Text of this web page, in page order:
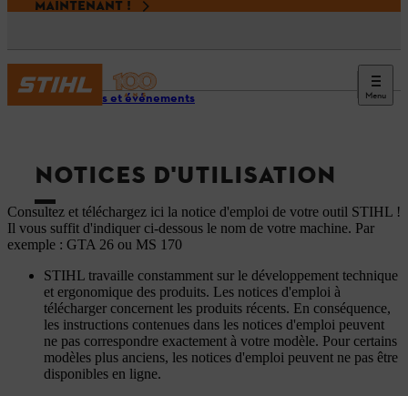
MAINTENANT !
Menu
Services et événements
NOTICES D'UTILISATION
Consultez et téléchargez ici la notice d'emploi de votre outil STIHL !
Il vous suffit d'indiquer ci-dessous le nom de votre machine. Par
exemple : GTA 26 ou MS 170
STIHL travaille constamment sur le développement technique
et ergonomique des produits. Les notices d'emploi à
télécharger concernent les produits récents. En conséquence,
les instructions contenues dans les notices d'emploi peuvent
ne pas correspondre exactement à votre modèle. Pour certains
modèles plus anciens, les notices d'emploi peuvent ne pas être
disponibles en ligne.